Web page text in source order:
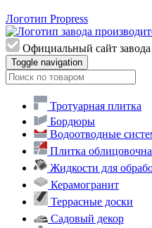
Логотип Propress
Официальный сайт завода
Toggle navigation
Тротуарная плитка
Бордюры
Водоотводные
Плитка
Жидкости для
Керамогранит
Террасные доски
Садовый декор